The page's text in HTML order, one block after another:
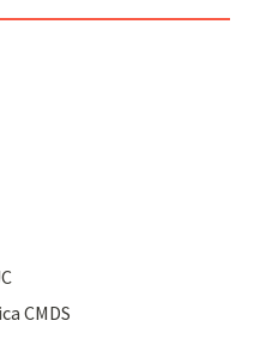
CMDS